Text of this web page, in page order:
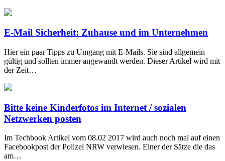
E-Mail Sicherheit: Zuhause und im Unternehmen
Hier ein paar Tipps zu Umgang mit E-Mails. Sie sind allgemein
gültig und sollten immer angewandt werden. Dieser Artikel wird mit
der Zeit…
Bitte keine Kinderfotos im Internet / sozialen
Netzwerken posten
Im Techbook Artikel vom 08.02 2017 wird auch noch mal auf einen
Facebookpost der Polizei NRW verwiesen. Einer der Sätze die das
am…